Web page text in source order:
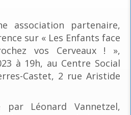
association partenaire,
sur « Les Enfants face
vos Cerveaux ! »,
à 19h, au Centre Social
Castet, 2 rue Aristide
par Léonard Vannetzel,